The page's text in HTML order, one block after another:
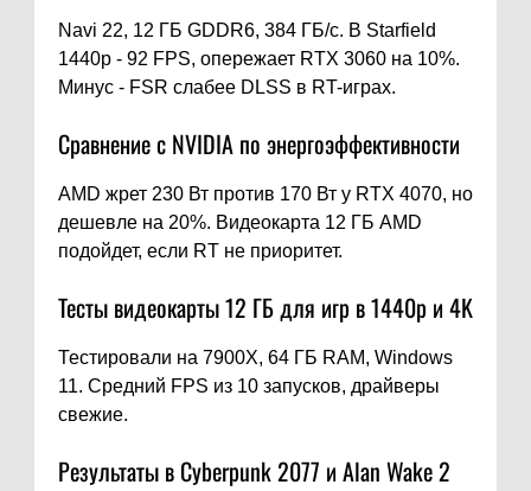
Navi 22, 12 ГБ GDDR6, 384 ГБ/с. В Starfield
1440p - 92 FPS, опережает RTX 3060 на 10%.
Минус - FSR слабее DLSS в RT-играх.
Сравнение с NVIDIA по энергоэффективности
AMD жрет 230 Вт против 170 Вт у RTX 4070, но
дешевле на 20%. Видеокарта 12 ГБ AMD
подойдет, если RT не приоритет.
Тесты видеокарты 12 ГБ для игр в 1440p и 4K
Тестировали на 7900X, 64 ГБ RAM, Windows
11. Средний FPS из 10 запусков, драйверы
свежие.
Результаты в Cyberpunk 2077 и Alan Wake 2